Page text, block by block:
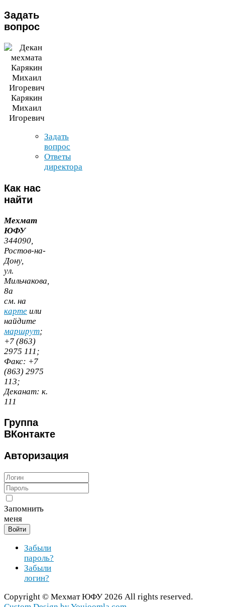
Задать
вопрос
Карякин
Михаил
Игоревич
Задать
вопрос
Ответы
директора
Как нас
найти
Мехмат
ЮФУ
344090,
Ростов-​на-​
Дону,
ул.
Мильчакова,
8а
cм. на
карте или
найдите
маршрут;
+7 (863)
2975 111;
Факс: +7
(863) 2975
113;
Деканат: к.
111
Группа
ВКонтакте
Авторизация
Запомнить
меня
Войти
Забыли
пароль?
Забыли
логин?
Copy­right © МехматЮФУ 2026 All rights reserved.